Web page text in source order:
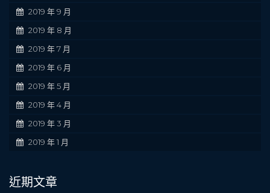
2019 年 9 月
2019 年 8 月
2019 年 7 月
2019 年 6 月
2019 年 5 月
2019 年 4 月
2019 年 3 月
2019 年 1 月
近期文章